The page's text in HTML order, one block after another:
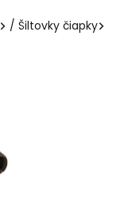
/ Šiltovky čiapky